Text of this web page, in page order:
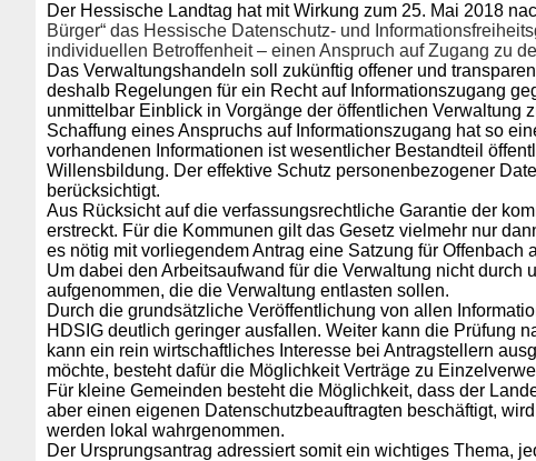
Der Hessische Landtag hat mit Wirkung zum 25. Mai 2018
Bürger“ das Hessische Datenschutz- und
individuellen Betroffenheit – einen Anspruch auf Zugang zu
Das Verwaltungshandeln soll zukünftig offener und
deshalb Regelungen für ein Recht auf Informationszugang
unmittelbar Einblick in Vorgänge der öffentlichen Verwaltung
Schaffung eines Anspruchs auf Informationszugang hat so
vorhandenen Informationen ist wesentlicher Bestandteil
Willensbildung. Der effektive Schutz personenbezogener
berücksichtigt.
Aus Rücksicht auf die verfassungsrechtliche Garantie der
erstreckt. Für die Kommunen gilt das Gesetz vielmehr nur
es nötig mit vorliegendem Antrag eine Satzung für Offenbach
Um dabei den Arbeitsaufwand für die Verwaltung nicht durch
aufgenommen, die die Verwaltung entlasten sollen.
Durch die grundsätzliche Veröffentlichung von allen
HDSIG deutlich geringer ausfallen. Weiter kann die Prüfung
kann ein rein wirtschaftliches Interesse bei Antragstellern
möchte, besteht dafür die Möglichkeit Verträge zu
Für kleine Gemeinden besteht die Möglichkeit, dass der
aber einen eigenen Datenschutzbeauftragten beschäftigt,
werden lokal wahrgenommen.
Der Ursprungsantrag adressiert somit ein wichtiges Thema,